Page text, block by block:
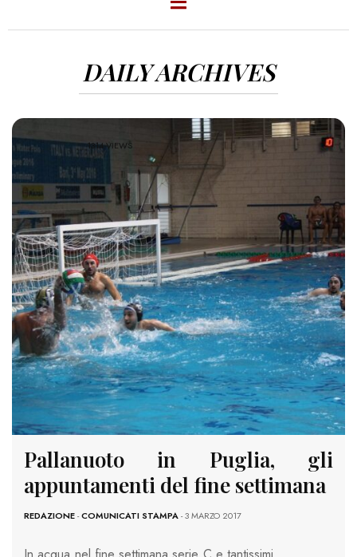
DAILY ARCHIVES
1314 VIEWS
Pallanuoto in Puglia, gli
appuntamenti del fine settimana
REDAZIONE-COMUNICATI STAMPA- 3 MARZO 2017